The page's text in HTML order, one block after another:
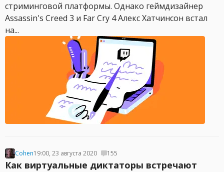
стриминговой платформы. Однако геймдизайнер
Assassin's Creed 3 и Far Cry 4 Алекс Хатчинсон встал
на...
Cohen19:00, 23 августа 2020 155
Как виртуальные диктаторы встречают